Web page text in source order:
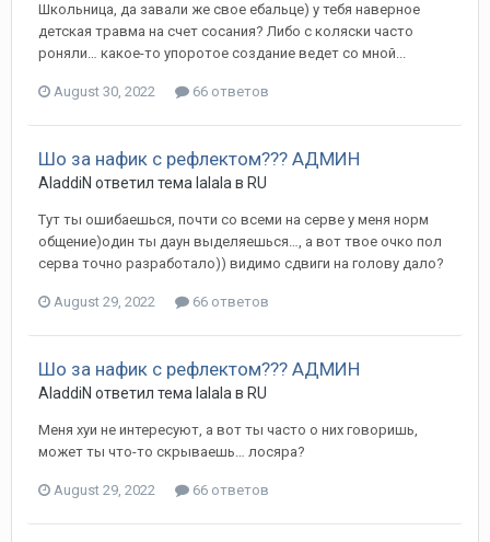
Школьница, да завали же свое ебальце) у тебя наверное
детская травма на счет сосания? Либо с коляски часто
роняли… какое-то упоротое создание ведет со мной...
August 30, 2022 66 ответов
Шо за нафик с рефлектом??? АДМИН
AladdiN ответил тема lalala в RU
Тут ты ошибаешься, почти со всеми на серве у меня норм
общение)один ты даун выделяешься…, а вот твое очко пол
серва точно разработало)) видимо сдвиги на голову дало?
August 29, 2022 66 ответов
Шо за нафик с рефлектом??? АДМИН
AladdiN ответил тема lalala в RU
Меня хуи не интересуют, а вот ты часто о них говоришь,
может ты что-то скрываешь… лосяра?
August 29, 2022 66 ответов